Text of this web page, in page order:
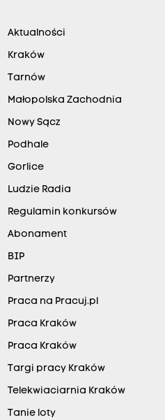
Aktualności
Kraków
Tarnów
Małopolska Zachodnia
Nowy Sącz
Podhale
Gorlice
Ludzie Radia
Regulamin konkursów
Abonament
BIP
Partnerzy
Praca na Pracuj.pl
Praca Kraków
Praca Kraków
Targi pracy Kraków
Telekwiaciarnia Kraków
Tanie loty